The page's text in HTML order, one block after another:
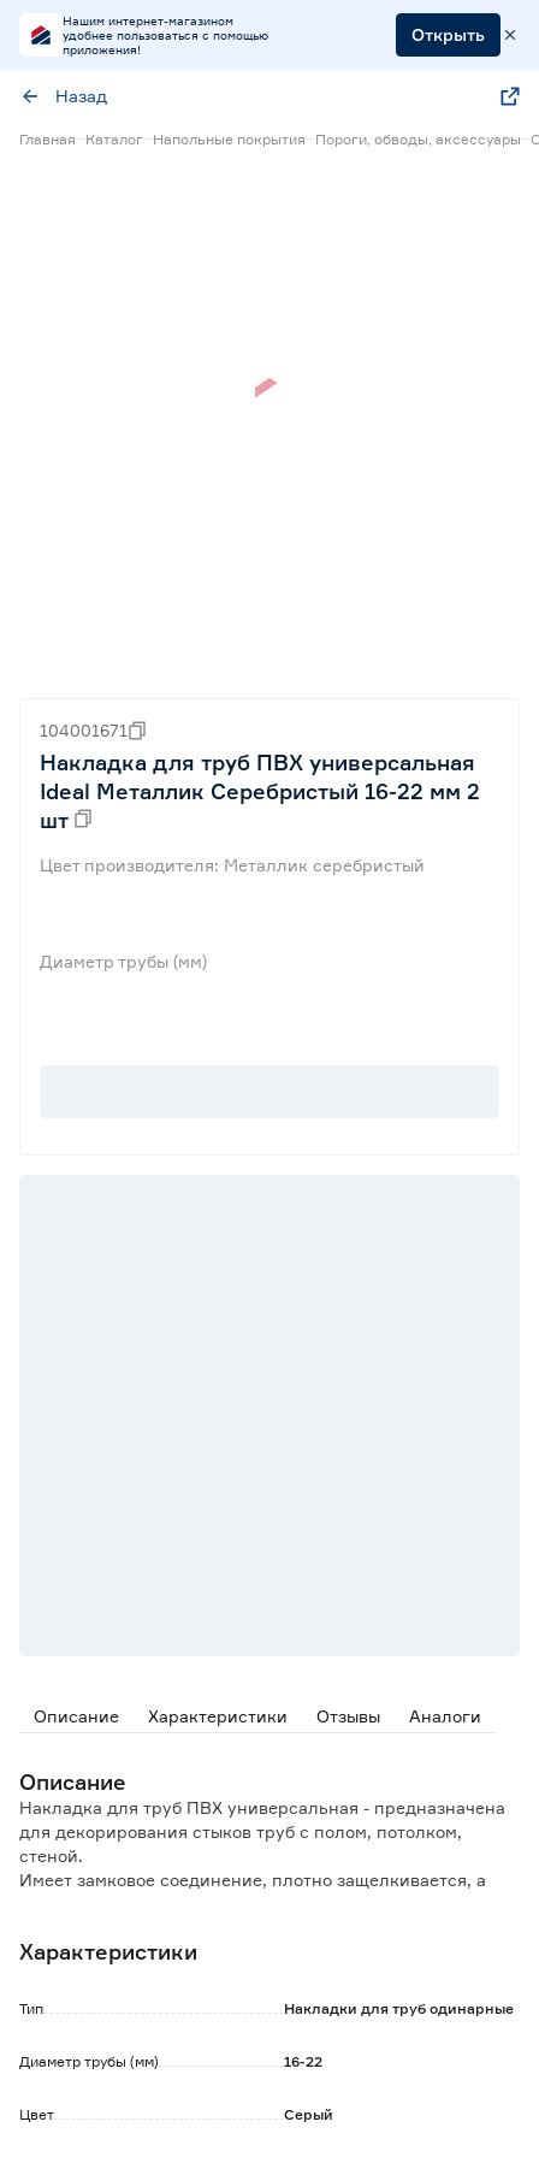
Нашим интернет-магазином
удобнее пользоваться с помощью
приложения!
Открыть
Назад
Главная Каталог Напольные покрытия Пороги, обводы, аксессуары
104001671
Накладка для труб ПВХ универсальная
Ideal Металлик Серебристый 16-22 мм 2
шт
Цвет производителя: Металлик серебристый
Диаметр трубы (мм)
Описание Характеристики Отзывы Аналоги
Описание
Накладка для труб ПВХ универсальная - предназначена
для декорирования стыков труб с полом, потолком,
стеной.
Имеет замковое соединение, плотно защелкивается, а
Для плотной фиксации на трубе, внутри изделия имеются
Плотное прилегание к поверхностям трубы и пола
- прочный пластик;
Характеристики
Тип Накладки для труб одинарные
Диаметр трубы (мм) 16-22
Цвет Серый